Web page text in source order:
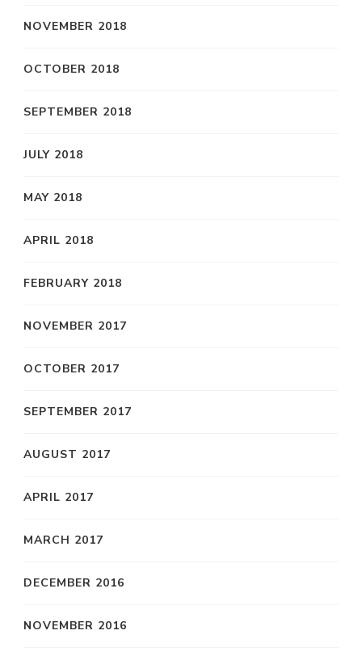
NOVEMBER 2018
OCTOBER 2018
SEPTEMBER 2018
JULY 2018
MAY 2018
APRIL 2018
FEBRUARY 2018
NOVEMBER 2017
OCTOBER 2017
SEPTEMBER 2017
AUGUST 2017
APRIL 2017
MARCH 2017
DECEMBER 2016
NOVEMBER 2016